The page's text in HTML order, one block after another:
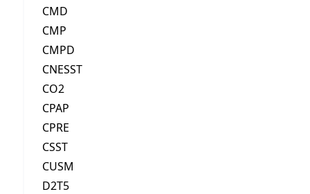
CMD
CMP
CMPD
CNESST
CO2
CPAP
CPRE
CSST
CUSM
D2T5